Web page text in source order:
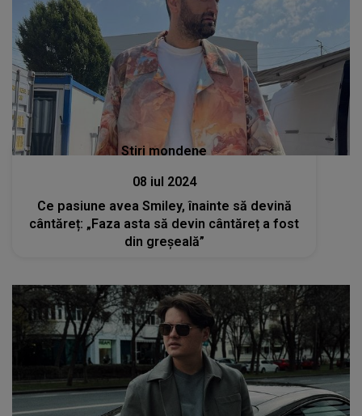
Stiri mondene
08 iul 2024
Ce pasiune avea Smiley, înainte să devină
cântăreț: „Faza asta să devin cântăreț a fost
din greșeală”